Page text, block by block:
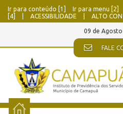
Ir para conteúdo [1] Ir para menu [2]
[4]
ACESSIBILIDADE ALTO
09 de
FALE